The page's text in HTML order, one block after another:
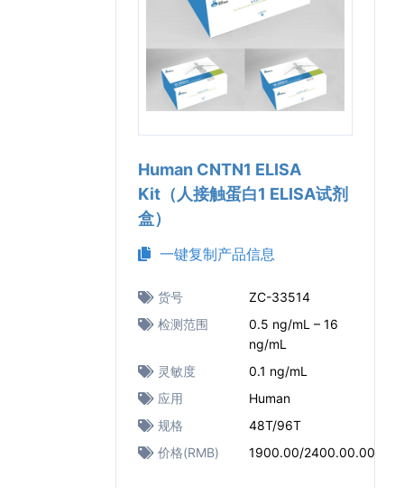
Human CNTN1 ELISA
Kit（人接触蛋白1 ELISA试剂
盒）
一键复制产品信息
货号
ZC-33514
检测范围
0.5 ng/mL – 16
ng/mL
灵敏度
0.1 ng/mL
应用
Human
规格
48T/96T
价格(RMB)
1900.00/2400.00.00